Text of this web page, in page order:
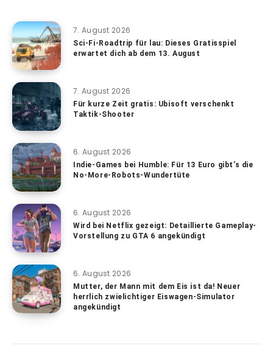
7. August 2026
Sci-Fi-Roadtrip für lau: Dieses Gratisspiel
erwartet dich ab dem 13. August
7. August 2026
Für kurze Zeit gratis: Ubisoft verschenkt
Taktik-Shooter
6. August 2026
Indie-Games bei Humble: Für 13 Euro gibt’s die
No-More-Robots-Wundertüte
6. August 2026
Wird bei Netflix gezeigt: Detaillierte Gameplay-
Vorstellung zu GTA 6 angekündigt
6. August 2026
Mutter, der Mann mit dem Eis ist da! Neuer
herrlich zwielichtiger Eiswagen-Simulator
angekündigt